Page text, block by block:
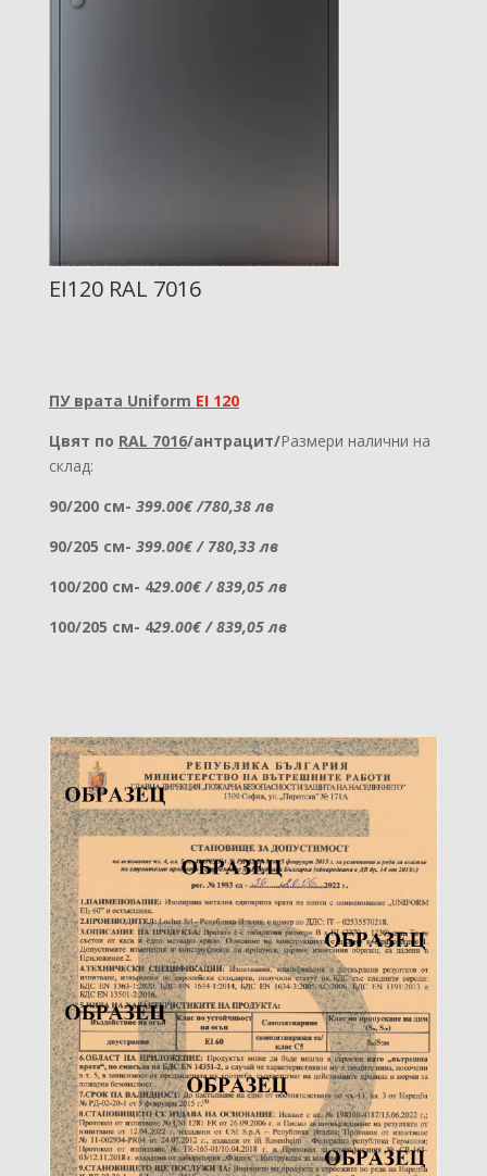
EI120 RAL 7016
ПУ врата Uniform EI 120
Цвят по RAL 7016/антрацит/Размери налични на
склад:
90/200 см- 399.00€ /780,38 лв
90/205 см- 399.00€ / 780,33 лв
100/200 см- 429.00€ / 839,05 лв
100/205 см- 429.00€ / 839,05 лв